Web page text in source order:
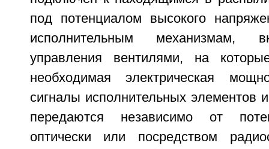
под потенциалом высокого
исполнительным механизмам,
управления вентилями, на
необходимая электрическая
сигналы исполнительных элементов
передаются независимо от
оптически или посредством